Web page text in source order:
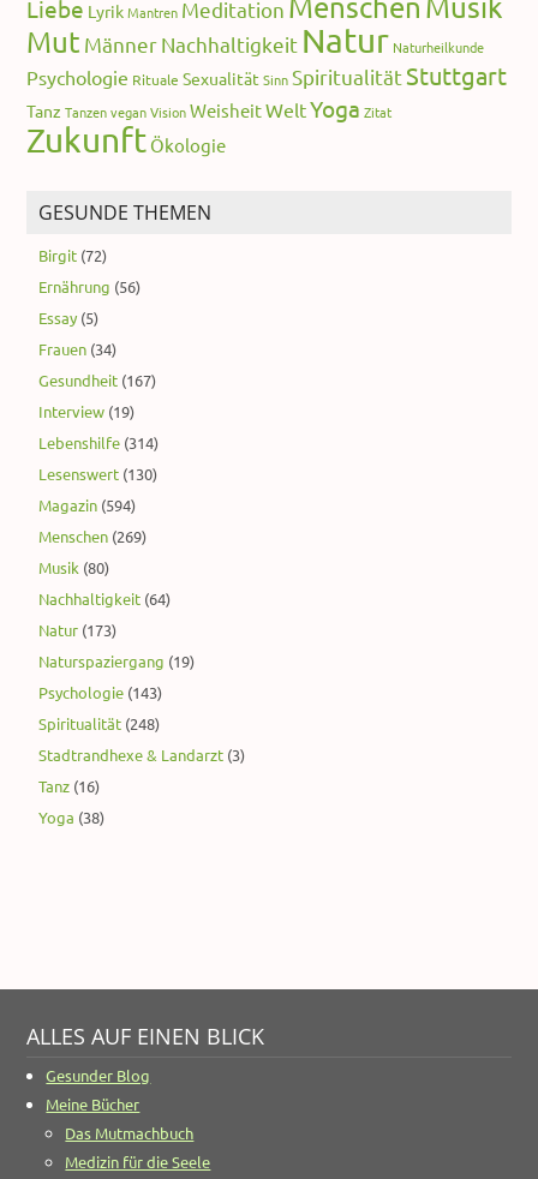
Liebe Lyrik Mantren Meditation
Mut MännerNachhaltigkeit Natur Naturheilkunde
Psychologie Rituale Sexualität Sinn SpiritualitätStuttgart
Tanz Tanzen vegan Vision WeisheitWeltYoga Zitat
Zukunft Ökologie
GESUNDE THEMEN
Birgit (72)
Ernährung (56)
Essay (5)
Frauen (34)
Gesundheit (167)
Interview (19)
Lebenshilfe (314)
Lesenswert (130)
Magazin (594)
Menschen (269)
Musik (80)
Nachhaltigkeit (64)
Natur (173)
Naturspaziergang (19)
Psychologie (143)
Spiritualität (248)
Stadtrandhexe & Landarzt (3)
Tanz (16)
Yoga (38)
ALLES AUF EINEN BLICK
Gesunder Blog
Meine Bücher
Das Mutmachbuch
Medizin für die Seele